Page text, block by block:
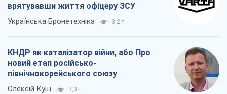
врятувавши життя офіцеру ЗСУ
Українська Бронетехніка 3,2 т.
КНДР як каталізатор війни, або Про
новий етап російсько-
північнокорейського союзу
Олексій Кущ 3,3 т.